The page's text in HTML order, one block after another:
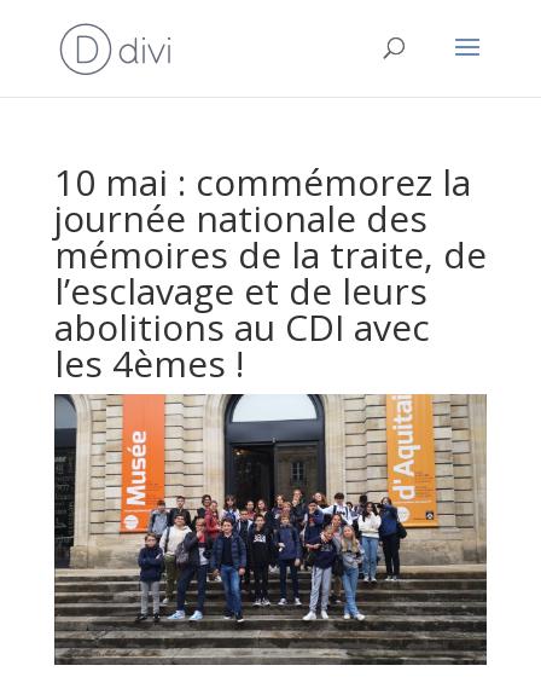
10 mai : commémorez la
journée nationale des
mémoires de la traite, de
l’esclavage et de leurs
abolitions au CDI avec
les 4èmes !